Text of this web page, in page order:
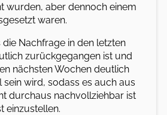
wurden, aber dennoch einem
waren.
Nachfrage in den letzten
zurückgegangen ist und
nächsten Wochen deutlich
wird, sodass es auch aus
durchaus nachvollziehbar ist
einzustellen.